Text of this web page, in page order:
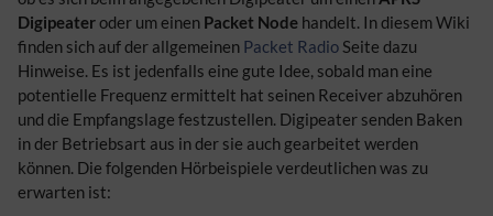
Digipeateroder um einen Packet Node handelt. In diesem Wiki
finden sich auf der allgemeinen Packet Radio Seite dazu
Hinweise. Es ist jedenfalls eine gute Idee, sobald man eine
potentielle Frequenz ermittelt hat seinen Receiver abzuhören
und die Empfangslage festzustellen. Digipeater senden Baken
in der Betriebsart aus in der sie auch gearbeitet werden
können. Die folgenden Hörbeispiele verdeutlichen was zu
erwarten ist: